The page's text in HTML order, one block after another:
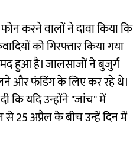
करने वालों ने दावा किया कि
को गिरफ्तार किया गया
हुआ है। जालसाजों ने बुजुर्ग
और फंडिंग के लिए कर रहे थे।
कि यदि उन्होंने "जांच" में
से 25 अप्रैल के बीच उन्हें दिन में